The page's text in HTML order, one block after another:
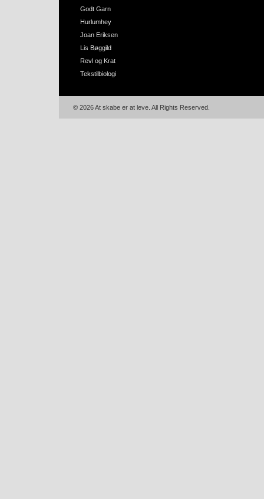
Godt Garn
Hurlumhey
Joan Eriksen
Lis Bøggild
Revl og Krat
Tekstilbiologi
© 2026 At skabe er at leve. All Rights Reserved.